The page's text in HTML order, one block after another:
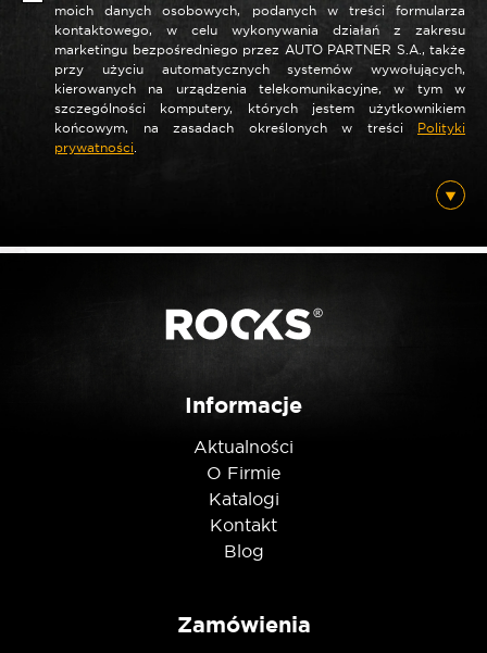
Nazwa*
Nie jestem robotem
moich danych osobowych, podanych w treści formularza
kontaktowego, w celu wykonywania działań z zakresu
marketingu bezpośredniego przez AUTO PARTNER S.A., także
przy użyciu automatycznych systemów wywołujących,
kierowanych na urządzenia telekomunikacyjne, w tym w
szczególności komputery, których jestem użytkownikiem
końcowym, na zasadach określonych w treści Polityki
prywatności
Informacje
Aktualności
O Firmie
Katalogi
Kontakt
Blog
Zamówienia